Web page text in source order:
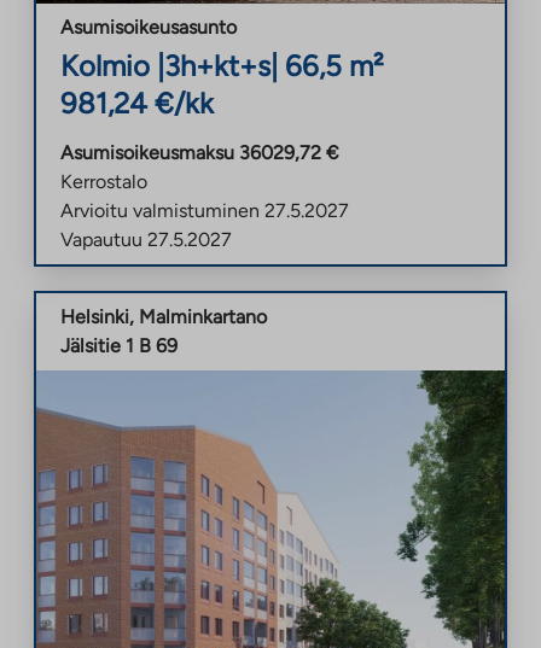
Asumisoikeusasunto
Kolmio 3h+kt+s| 66,5 m²
981,24 €/kk
Asumisoikeusmaksu 36029,72 €
Kerrostalo
Arvioitu valmistuminen 27.5.2027
Vapautuu 27.5.2027
Helsinki, Malminkartano
Jälsitie 1 B 69